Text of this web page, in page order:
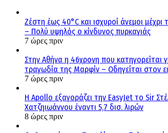
Ζέστη έως 40°C και ισχυροί άνεμοι μέχρι
– Πολύ υψηλός ο κίνδυνος πυρκαγιάς
7 ώρες πριν
Στην Αθήνα η 46χρονη που κατηγορείται
τραγωδία της Μαρφίν – Οδηγείται στον
7 ώρες πριν
Η Apollo εξαγοράζει την EasyJet το Sir
Χατζηιωάννου έναντι 5,7 δισ. λιρών
8 ώρες πριν